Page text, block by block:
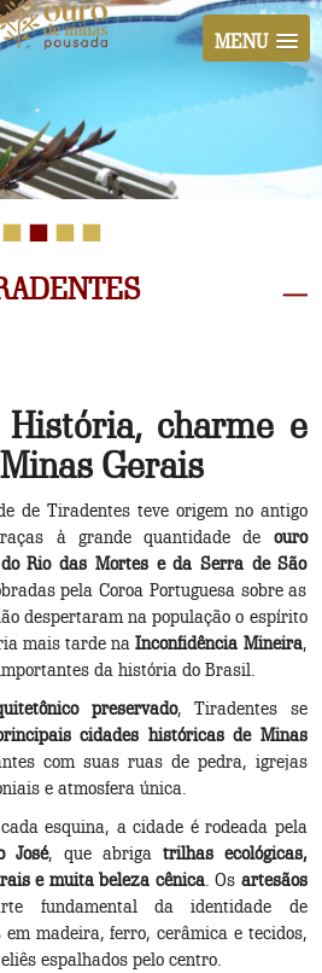
MENU
charme e
Gerais
de Tiradentes teve origem no antigo
à grande quantidade de ouro
Rio das Mortes e da Serra de São
pela Coroa Portuguesa sobre as
despertaram na população o espírito
mais tarde na Inconfidência Mineira,
da história do Brasil.
preservado, Tiradentes se
cidades históricas de Minas
com suas ruas de pedra, igrejas
e atmosfera única.
esquina, a cidade é rodeada pela
José, que abriga trilhas ecológicas,
e muita beleza cênica. Os artesãos
fundamental da identidade de
madeira, ferro, cerâmica e tecidos,
espalhados pelo centro.